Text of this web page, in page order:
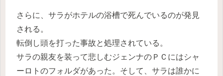
さらに、サラがホテルの浴槽で死んでいるのが発見
される。
転倒し頭を打った事故と処理されている。
サラの親友を装って悲しむジェンナのＰＣにはシャ
ーロトのフォルダがあった。そして、サラは誰かに